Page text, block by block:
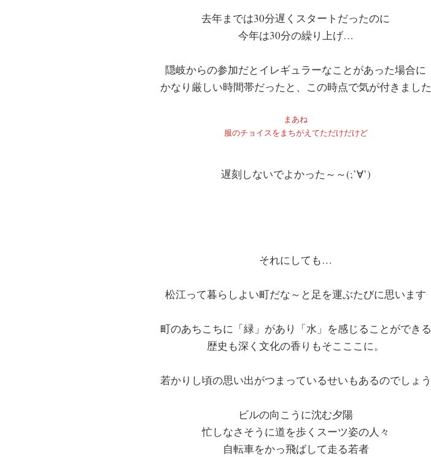
去年までは30分遅くスタートだったのに
今年は30分の繰り上げ…
隠岐からの参加だとイレギュラーなことがあった場合に
かなり厳しい時間帯だったと、この時点で気が付きました
まあね
服のチョイスをまちがえてただけだけど
遅刻しないでよかった～～(;’∀’)
それにしても…
松江って暮らしよい町だな～と足を運ぶたびに思います
町のあちこちに「緑」があり「水」を感じることができる
歴史も深く文化の香りもそこここに。
若かりし頃の思い出がつまっているせいもあるのでしょう
ビルの向こうに沈む夕陽
忙しなさそうに道を歩くスーツ姿の人々
自転車をかっ飛ばして走る若者